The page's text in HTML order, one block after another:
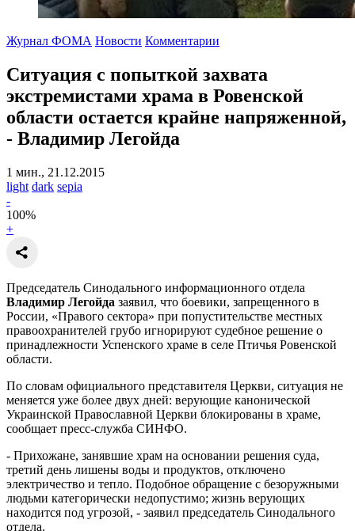
Журнал ФОМА Новости Комментарии
Ситуация с попыткой захвата
экстремистами храма в Ровенской
области остается крайне напряженной,
- Владимир Легойда
1 мин., 21.12.2015
light dark sepia
-
100%
+
Председатель Синодального информационного отдела
Владимир Легойда заявил, что боевики, запрещенного в
России, «Правого сектора» при попустительстве местных
правоохранителей грубо игнорируют судебное решение о
принадлежности Успенского храме в селе Птичья Ровенской
области.
По словам официального представителя Церкви, ситуация не
меняется уже более двух дней: верующие канонической
Украинской Православной Церкви блокированы в храме,
сообщает пресс-служба СИНФО.
- Прихожане, занявшие храм на основании решения суда,
третий день лишены воды и продуктов, отключено
электричество и тепло. Подобное обращение с безоружными
людьми категорически недопустимо; жизнь верующих
находится под угрозой, - заявил председатель Синодального
отдела.